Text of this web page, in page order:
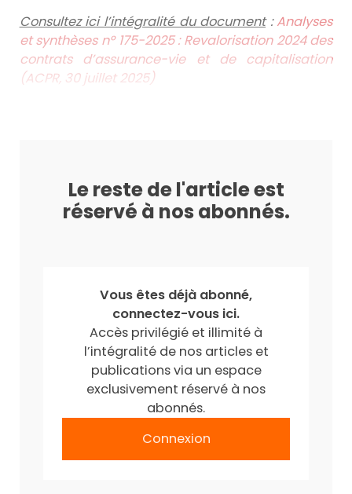
Consultez ici l’intégralité du document:Analyses
et synthèses n° 175-2025 : Revalorisation 2024 des
contrats d’assurance-vie et de capitalisation
(ACPR, 30 juillet 2025)
Le reste de l'article est
réservé à nos abonnés.
Vous êtes déjà abonné,
connectez-vous ici.
Accès privilégié et illimité à
l’intégralité de nos articles et
publications via un espace
exclusivement réservé à nos
abonnés.
Connexion